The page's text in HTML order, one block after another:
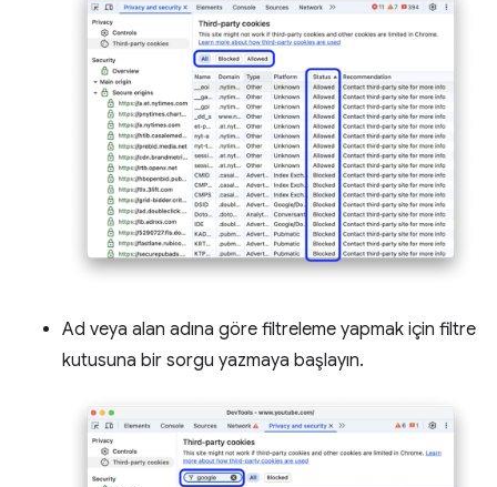
Ad veya alan adına göre filtreleme yapmak için filtre
kutusuna bir sorgu yazmaya başlayın.